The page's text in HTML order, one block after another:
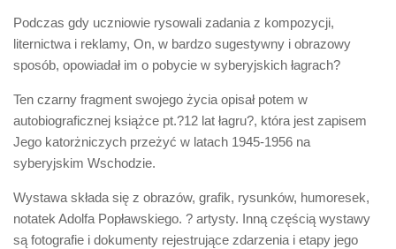
Podczas gdy uczniowie rysowali zadania z kompozycji,
liternictwa i reklamy, On, w bardzo sugestywny i obrazowy
sposób, opowiadał im o pobycie w syberyjskich łagrach?
Ten czarny fragment swojego życia opisał potem w
autobiograficznej książce pt.?12 lat łagru?, która jest zapisem
Jego katorżniczych przeżyć w latach 1945-1956 na
syberyjskim Wschodzie.
Wystawa składa się z obrazów, grafik, rysunków, humoresek,
notatek Adolfa Popławskiego. ? artysty. Inną częścią wystawy
są fotografie i dokumenty rejestrujące zdarzenia i etapy jego